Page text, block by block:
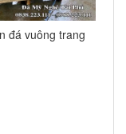
đá vuông trang